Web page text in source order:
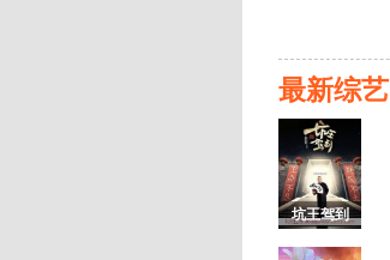
最新综艺
坑王驾到